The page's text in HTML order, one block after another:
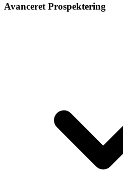
Avanceret Prospektering